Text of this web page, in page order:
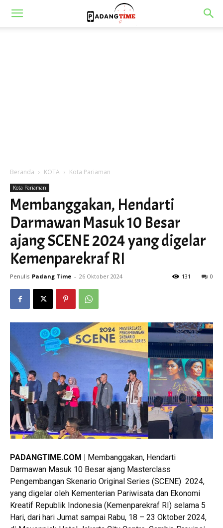
Beranda KOTA Kota Pariaman
Kota Pariaman
Membanggakan, Hendarti
Darmawan Masuk 10 Besar
ajang SCENE 2024 yang digelar
Kemenparekraf RI
Penulis Padang Time - 26 Oktober 2024 0
131
PADANGTIME.COM |
Membanggakan, Hendarti
Darmawan Masuk 10 Besar ajang Masterclass
Pengembangan Skenario Original Series (SCENE) 2024,
yang digelar oleh Kementerian Pariwisata dan Ekonomi
Kreatif Republik Indonesia (Kemenparekraf RI) selama 5
Hari, dari hari Jumat sampai Rabu, 18 – 23 Oktober 2024,